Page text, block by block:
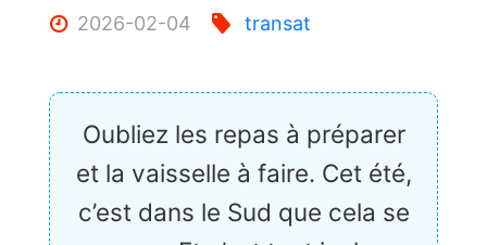
2026-02-04 transat
Oubliez les repas à préparer
et la vaisselle à faire. Cet été,
c’est dans le Sud que cela se